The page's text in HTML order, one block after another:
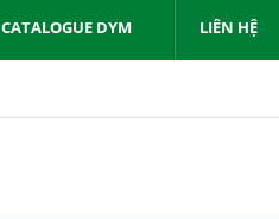
CATALOGUE DYM LIÊN HỆ